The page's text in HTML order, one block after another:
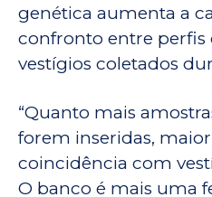
genética aumenta a
confronto entre perfis
vestígios coletados
“Quanto mais
forem inseridas,
coincidência com
O banco é mais uma